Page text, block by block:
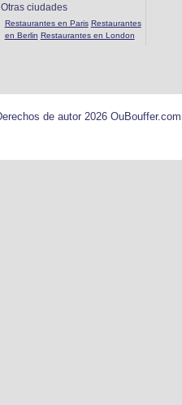
Otras ciudades
Restaurantes en Paris Restaurantes
en Berlin Restaurantes en London
de autor 2026